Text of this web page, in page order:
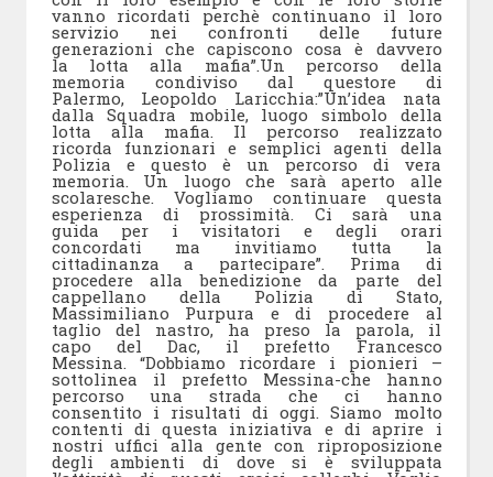
vanno ricordati perchè continuano il loro
servizio nei confronti delle future
generazioni che capiscono cosa è davvero
la lotta alla mafia”.Un percorso della
memoria condiviso dal questore di
Palermo, Leopoldo Laricchia:”Un’idea nata
dalla Squadra mobile, luogo simbolo della
lotta alla mafia. Il percorso realizzato
ricorda funzionari e semplici agenti della
Polizia e questo è un percorso di vera
memoria. Un luogo che sarà aperto alle
scolaresche. Vogliamo continuare questa
esperienza di prossimità. Ci sarà una
guida per i visitatori e degli orari
concordati ma invitiamo tutta la
cittadinanza a partecipare”. Prima di
procedere alla benedizione da parte del
cappellano della Polizia di Stato,
Massimiliano Purpura e di procedere al
taglio del nastro, ha preso la parola, il
capo del Dac, il prefetto Francesco
Messina. “Dobbiamo ricordare i pionieri –
sottolinea il prefetto Messina-che hanno
percorso una strada che ci hanno
consentito i risultati di oggi. Siamo molto
contenti di questa iniziativa e di aprire i
nostri uffici alla gente con riproposizione
degli ambienti di dove si è sviluppata